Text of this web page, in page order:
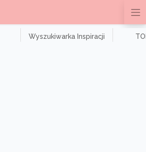
Wyszukiwarka Inspiracji